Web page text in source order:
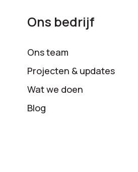
Ons bedrijf
Ons team
Projecten & updates
Wat we doen
Blog